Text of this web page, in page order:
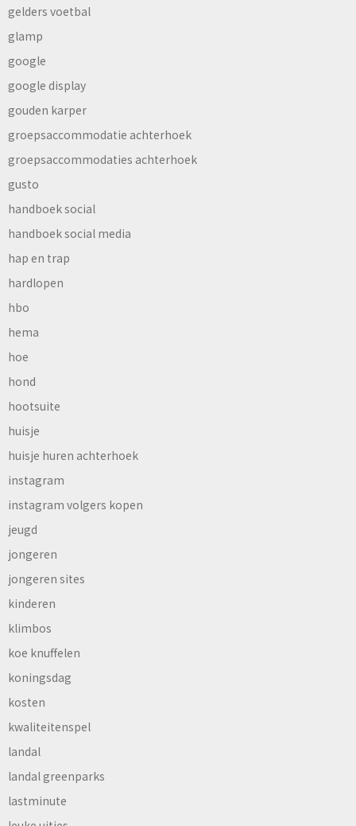
gelders voetbal
glamp
google
google display
gouden karper
groepsaccommodatie achterhoek
groepsaccommodaties achterhoek
gusto
handboek social
handboek social media
hap en trap
hardlopen
hbo
hema
hoe
hond
hootsuite
huisje
huisje huren achterhoek
instagram
instagram volgers kopen
jeugd
jongeren
jongeren sites
kinderen
klimbos
koe knuffelen
koningsdag
kosten
kwaliteitenspel
landal
landal greenparks
lastminute